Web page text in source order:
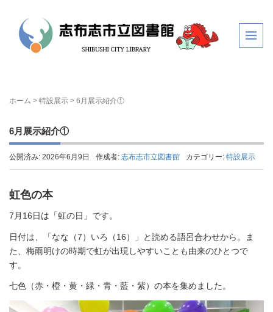
ホーム > 特設展示 > 6月展示紹介①
6月展示紹介①
公開済み: 2026年6月9日 作成者: 志布志市立図書館 カテゴリー: 特設展示
虹色の本
7月16日は「虹の日」です。
日付は、「なな（7）いろ（16）」と読める語呂合わせから。ま
た、梅雨明けの時期で虹が出現しやすいことも由来のひとつで
す。
七色（赤・橙・黄・緑・青・藍・紫）の本を集めました。